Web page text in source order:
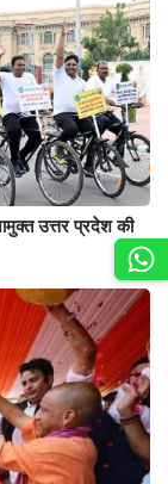
उत्तर प्रदेश की